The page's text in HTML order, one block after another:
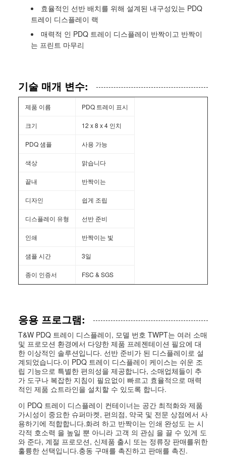
효율적인 선반 배치를 위해 설계된 내구성있는 PDQ
트레이 디스플레이 랙
매력적 인 PDQ 트레이 디스플레이 반짝이고 반짝이
는 프린트 마무리
기술 매개 변수:
제품 이름 PDQ 트레이 표시
크기 12 x 8 x 4 인치
PDQ 샘플 사용 가능
색상 맑습니다
끝내 반짝이는
디자인 쉽게 조립
디스플레이 유형 선반 준비
인쇄 반짝이는 빛
샘플 시간 3일
종이 인증서 FSC & SGS
응용 프로그램:
T&W PDQ 트레이 디스플레이, 모델 번호 TWPT는 여러 소매
및 프로모션 환경에서 다양한 제품 프레젠테이션 필요에 대
한 이상적인 솔루션입니다. 선반 준비가 된 디스플레이로 설
계되었습니다.이 PDQ 트레이 디스플레이 케이스는 쉬운 조
립 기능으로 특별한 편의성을 제공합니다, 소매업체들이 추
가 도구나 복잡한 지침이 필요없이 빠르고 효율적으로 매력
적인 제품 쇼트라인을 설치할 수 있도록 합니다.
이 PDQ 트레이 디스플레이 컨테이너는 공간 최적화와 제품
가시성이 중요한 슈퍼마켓, 편의점, 약국 및 전문 상점에서 사
용하기에 적합합니다.화려 하고 반짝이는 인쇄 완성도 는 시
각적 호소력 을 높일 뿐 아니라 고객 의 관심 을 끌 수 있게 도
와 준다, 계절 프로모션, 신제품 출시 또는 정류장 판매를위한
훌륭한 선택입니다.충동 구매를 촉진하고 판매를 촉진.